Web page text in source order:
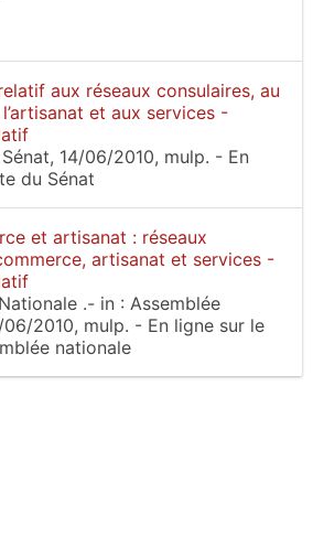
aux réseaux consulaires, au
et aux services -
Sénat, 14/06/2010, mulp. - En
du Sénat
et artisanat : réseaux
artisanat et services -
.- in : Assemblée
06/2010, mulp. - En ligne sur le
nationale